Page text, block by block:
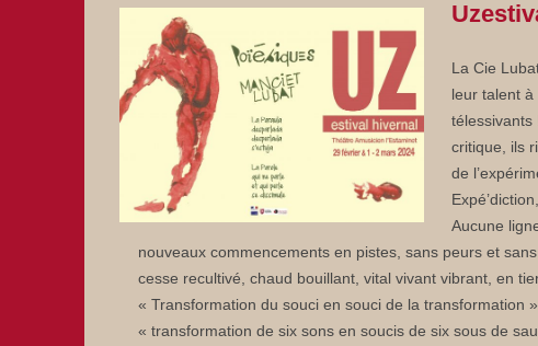
La Cie
leur talent
télessivants
critique, ils
de
Aucune
nouveaux commencements en pistes, sans peurs et
cesse recultivé, chaud bouillant, vital vivant vibrant, en
« Transformation du souci en souci de la transformation
« transformation de six sons en soucis de six sous de